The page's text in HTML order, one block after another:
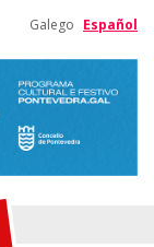
Galego Español